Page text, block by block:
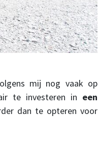
mij nog vaak op
te investeren in een
dan te opteren voor